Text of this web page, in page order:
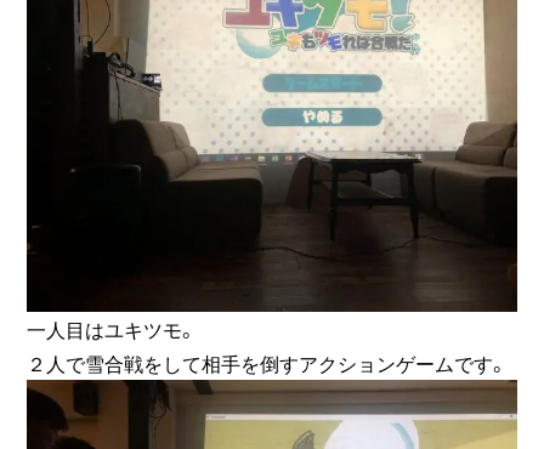
一人目はユキツモ。
２人で雪合戦をして相手を倒すアクションゲームです。